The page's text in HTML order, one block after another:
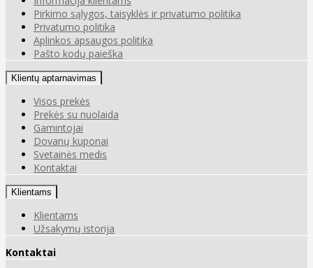
Pirkimo sąlygos, taisyklės ir privatumo politika
Privatumo politika
Aplinkos apsaugos politika
Pašto kodų paieška
Klientų aptarnavimas
Visos prekės
Prekės su nuolaida
Gamintojai
Dovanų kuponai
Svetainės medis
Kontaktai
Klientams
Klientams
Užsakymų istorija
Kontaktai